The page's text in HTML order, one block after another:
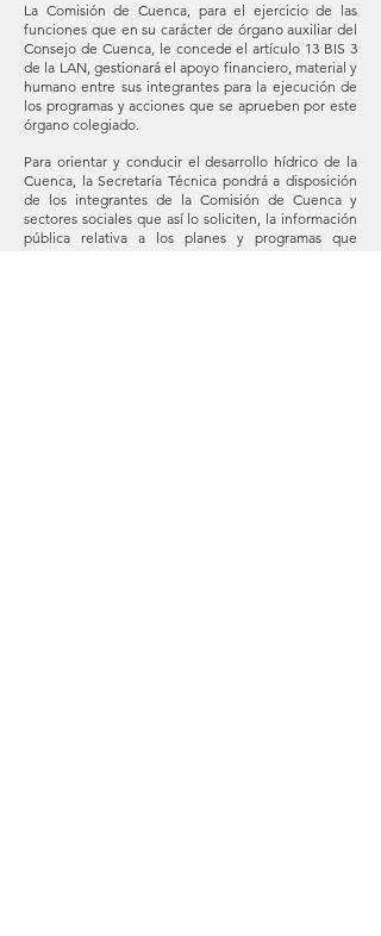
La Comisión de Cuenca, para el ejercicio de las
funciones que en su carácter de órgano auxiliar del
Consejo de Cuenca, le concede el artículo 13 BIS 3
de la LAN, gestionará el apoyo financiero, material y
humano entre sus integrantes para la ejecución de
los programas y acciones que se aprueben por este
órgano colegiado.
Para orientar y conducir el desarrollo hídrico de la
Cuenca, la Secretaría Técnica pondrá a disposición
de los integrantes de la Comisión de Cuenca y
sectores sociales que así lo soliciten, la información
pública relativa a los planes y programas que